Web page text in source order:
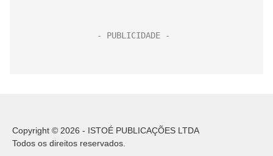
Copyright © 2026 - ISTOÉ PUBLICAÇÕES LTDA
Todos os direitos reservados.